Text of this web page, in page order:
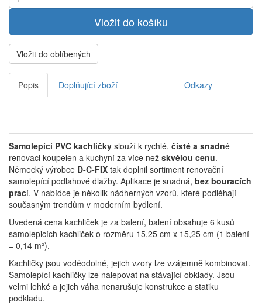
Vložit do oblíbených
Popis Doplňující zboží Odkazy
Samolepící PVC kachličky slouží k rychlé, čisté a snadné
renovaci koupelen a kuchyní za více než skvělou cenu.
Německý výrobce D-C-FIX tak doplnil sortiment renovační
samolepící podlahové dlažby. Aplikace je snadná, bez bouracích
prací. V nabídce je několik nádherných vzorů, které podléhají
současným trendům v moderním bydlení.
Uvedená cena kachliček je za balení, balení obsahuje 6 kusů
samolepicích kachliček o rozměru 15,25 cm x 15,25 cm (1 balení
= 0,14 m²).
Kachličky jsou voděodolné, jejich vzory lze vzájemně kombinovat.
Samolepící kachličky lze nalepovat na stávající obklady. Jsou
velmi lehké a jejich váha nenarušuje konstrukce a statiku
podkladu.